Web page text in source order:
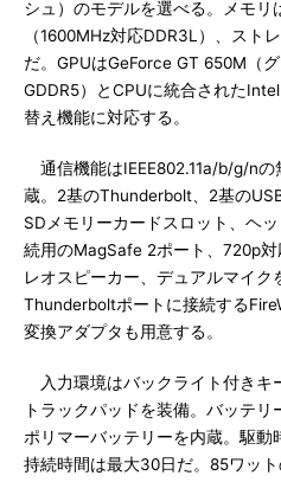
シュ）のモデルを選べる。メモリ
（1600MHz対応DDR3L）、スト
だ。GPUはGeForce GT 650M（
GDDR5）とCPUに統合された
替え機能に対応する。
通信機能はIEEE802.11a/b/g/n
蔵。2基のThunderbolt、2基の
SDメモリーカードスロット、ヘ
続用のMagSafe 2ポート、720p
レオスピーカー、デュアルマイク
Thunderboltポートに接続する
変換アダプタも用意する。
入力環境はバックライト付きキ
トラックパッドを装備。バッテ
ポリマーバッテリーを内蔵。駆動
持続時間は最大30日だ。85ワッ